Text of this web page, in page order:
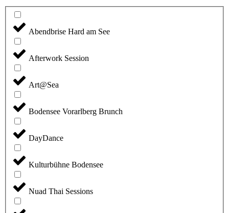
Abendbrise Hard am See
Afterwork Session
Art@Sea
Bodensee Vorarlberg Brunch
DayDance
Kulturbühne Bodensee
Nuad Thai Sessions